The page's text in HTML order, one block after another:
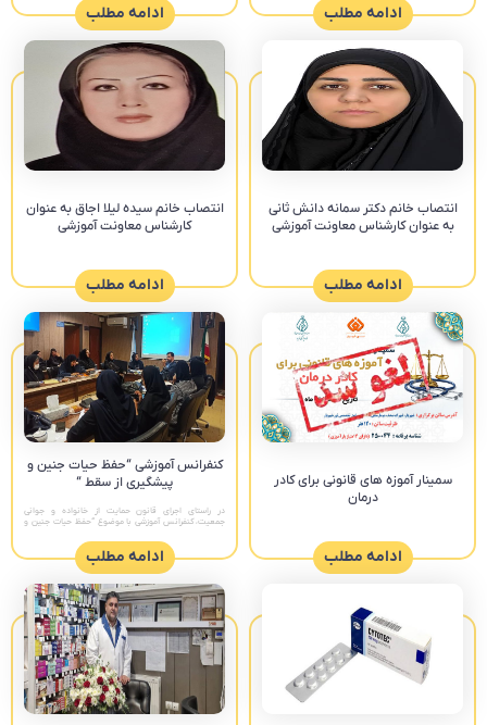
ادامه مطلب ادامه مطلب
انتصاب خانم دکتر سمانه دانش ثانی
به عنوان کارشناس معاونت آموزشی
ادامه مطلب
انتصاب خانم سیده لیلا اجاق به عنوان
کارشناس معاونت آموزشی
ادامه مطلب
سمینار آموزه های قانونی برای کادر
درمان
ادامه مطلب
کنفرانس آموزشی “حفظ حیات جنین و
پیشگیری از سقط “‎
در راستای اجرای قانون حمایت از خانواده و جوانی
جمعیت، کنفرانس آموزشی با موضوع “حفظ حیات جنین و
ادامه مطلب